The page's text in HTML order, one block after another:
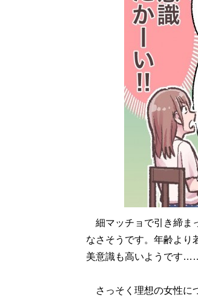
細マッチョで引き締ま
なさそうです。年齢より
美意識も高いようです
さっそく理想の女性に